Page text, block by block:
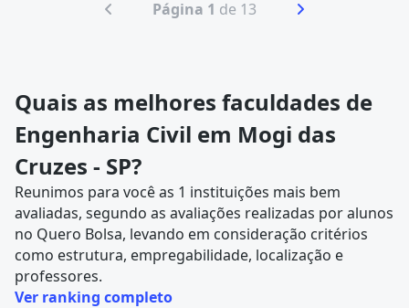
Página 1 de 13
Quais as melhores faculdades de
Engenharia Civil em Mogi das
Cruzes - SP?
Reunimos para você as 1 instituições mais bem
avaliadas, segundo as avaliações realizadas por alunos
no Quero Bolsa, levando em consideração critérios
como estrutura, empregabilidade, localização e
professores.
Ver ranking completo